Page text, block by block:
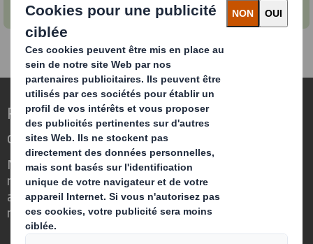
Repenser l’emballage pour un monde qui
change
Nous faisons la différence parce que
nous avons su voir en quoi l'emballage
avait un rôle important à jouer dans le
monde qui nous entoure.